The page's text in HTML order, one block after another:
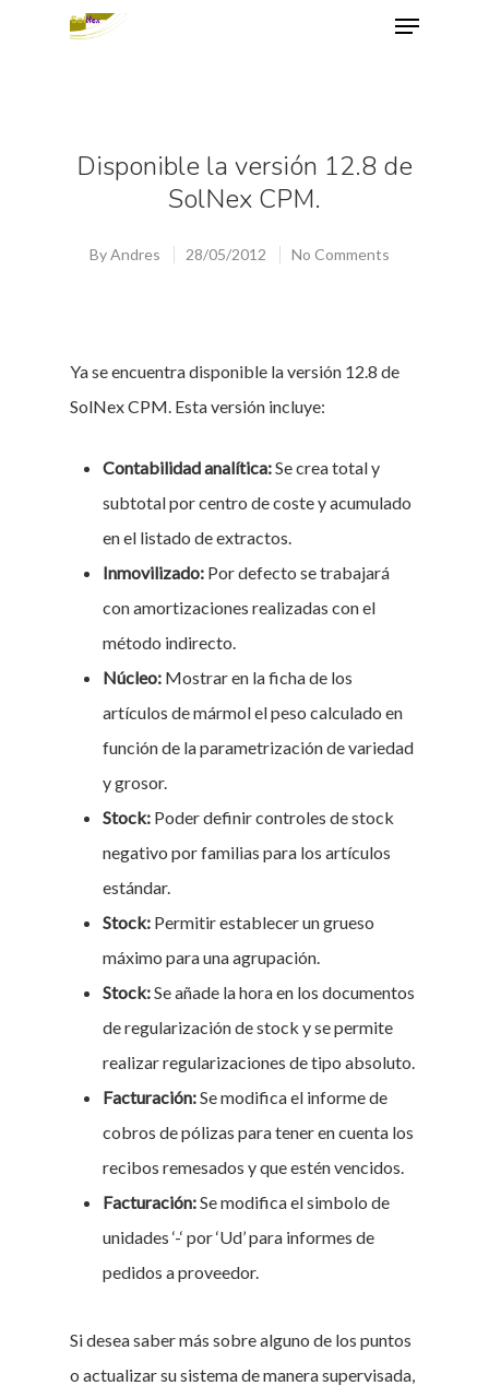
Disponible la versión 12.8 de
SolNex CPM.
ByAndres 28/05/2012 No Comments
Ya se encuentra disponible la versión 12.8 de
SolNex CPM. Esta versión incluye:
Contabilidad analítica:Se crea total y
subtotal por centro de coste y acumulado
en el listado de extractos.
Inmovilizado: Por defecto se trabajará
con amortizaciones realizadas con el
método indirecto.
Núcleo: Mostrar en la ficha de los
artículos de mármol el peso calculado en
función de la parametrización de variedad
y grosor.
Stock: Poder definir controles de stock
negativo por familias para los artículos
estándar.
Stock: Permitir establecer un grueso
máximo para una agrupación.
Stock:Se añade la hora en los documentos
de regularización de stock y se permite
realizar regularizaciones de tipo absoluto.
Facturación:Se modifica el informe de
cobros de pólizas para tener en cuenta los
recibos remesados y que estén vencidos.
Facturación:Se modifica el simbolo de
unidades ‘-‘ por ‘Ud’ para informes de
pedidos a proveedor.
Si desea saber más sobre alguno de los puntos
o actualizar su sistema de manera supervisada,